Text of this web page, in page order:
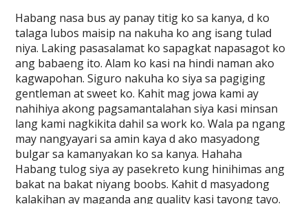
Habang nasa bus ay panay titig ko sa kanya, d ko
talaga lubos maisip na nakuha ko ang isang tulad
niya. Laking pasasalamat ko sapagkat napasagot ko
ang babaeng ito. Alam ko kasi na hindi naman ako
kagwapohan. Siguro nakuha ko siya sa pagiging
gentleman at sweet ko. Kahit mag jowa kami ay
nahihiya akong pagsamantalahan siya kasi minsan
lang kami nagkikita dahil sa work ko. Wala pa ngang
may nangyayari sa amin kaya d ako masyadong
bulgar sa kamanyakan ko sa kanya. Hahaha
Habang tulog siya ay pasekreto kung hinihimas ang
bakat na bakat niyang boobs. Kahit d masyadong
kalakihan ay maganda ang quality kasi tayong tayo.